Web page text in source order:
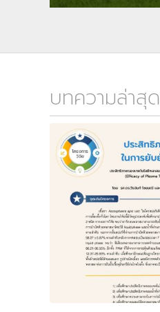
บทความล่าสุด